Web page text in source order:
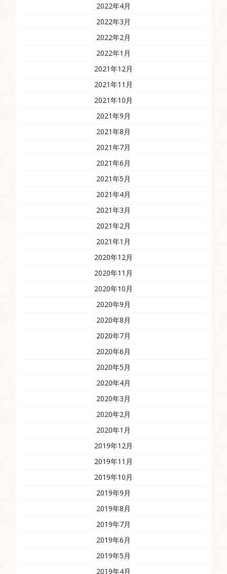
2022年4月
2022年3月
2022年2月
2022年1月
2021年12月
2021年11月
2021年10月
2021年9月
2021年8月
2021年7月
2021年6月
2021年5月
2021年4月
2021年3月
2021年2月
2021年1月
2020年12月
2020年11月
2020年10月
2020年9月
2020年8月
2020年7月
2020年6月
2020年5月
2020年4月
2020年3月
2020年2月
2020年1月
2019年12月
2019年11月
2019年10月
2019年9月
2019年8月
2019年7月
2019年6月
2019年5月
2019年4月